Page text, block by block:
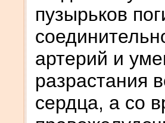
пузырьков
артерий и
разрастания
сердца, а со